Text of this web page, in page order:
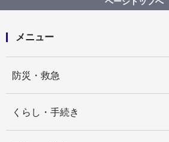
メニュー
防災・救急
くらし・手続き